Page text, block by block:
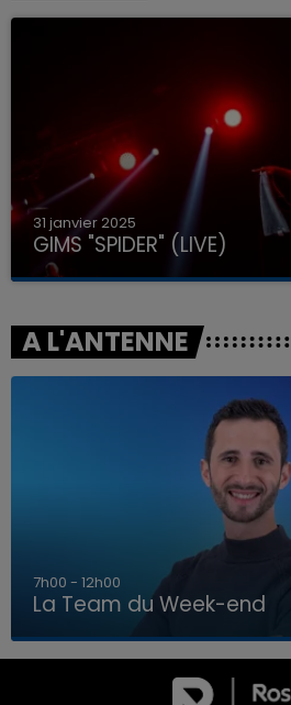
LA TEAM DU WEEK-END
31 janvier 2025
GIMS "SPIDER" (LIVE)
A L'ANTENNE
16h00 - 20h00
La Team du Week-end